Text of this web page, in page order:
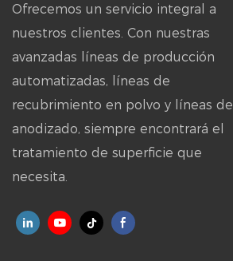
Ofrecemos un servicio integral a
nuestros clientes. Con nuestras
avanzadas líneas de producción
automatizadas, líneas de
recubrimiento en polvo y líneas de
anodizado, siempre encontrará el
tratamiento de superficie que
necesita.